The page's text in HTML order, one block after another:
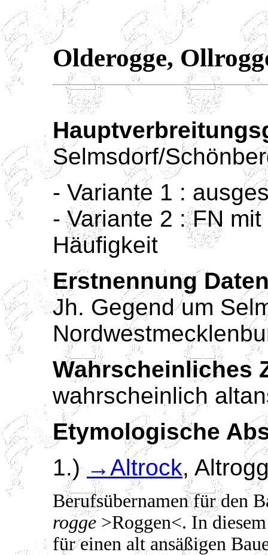
Olderogge,
Selmsdorf/
- Variante 1 :
- Variante 2 : FN
Häufigkeit
Erstnennung
Jh. Gegend um
Wahrscheinliches
wahrscheinlich
Etymologische
1.)→Altrock,
Berufsübernamen für den
rogge >Roggen<. In
für einen alt ansäßigen